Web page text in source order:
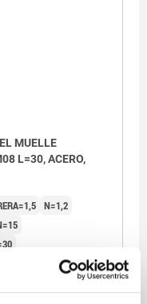
MUELLE
L=30, ACERO,
N=1,2